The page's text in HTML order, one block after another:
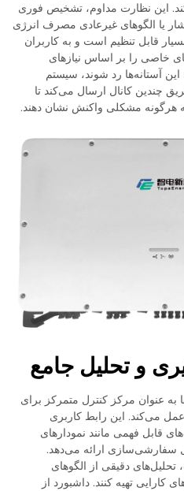
این نظارت مداوم، تشخیص فوری
یا الگوهای غیرعادی مصرف انرژی
قابل تنظیم است و به کاربران
خاصی را بر اساس نیازهای
این آستانه‌ها رد شوند، سیستم
چندین کانال ارسال می‌کند تا
هرگونه مشکلی واکنش نشان دهند.
و تحلیل جامع
عنوان مرکز کنترل متمرکز برای
می‌کند. این رابط کاربری
قابل فهمی مانند نمودارهای
سفارشی‌سازی ارائه می‌دهد.
تحلیل‌های دقیقی از الگوهای
کارایی تهیه کنند. داشبورد از